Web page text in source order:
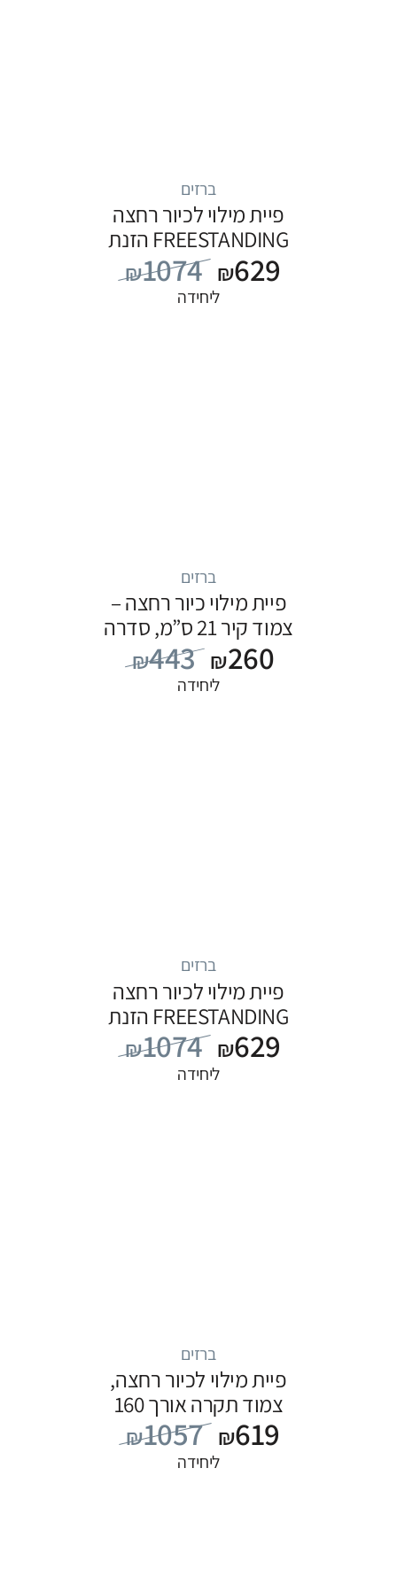
ברזים
פיית מילוי לכיור רחצה
FREESTANDING הזנת
מים מהרצפה, סדרה
FLOW: שחור
₪1074 ₪629
ליחידה
ברזים
פיית מילוי כיור רחצה –
צמוד קיר 21 ס”מ, סדרה
FLOW: כרום
₪443 ₪260
ליחידה
ברזים
פיית מילוי לכיור רחצה
FREESTANDING הזנת
מים מהרצפה, סדרה
FLOW: לבן
₪1074 ₪629
ליחידה
ברזים
פיית מילוי לכיור רחצה,
צמוד תקרה אורך 160
ס”מ, סדרה FLOW: שחור
₪1057 ₪619
ליחידה